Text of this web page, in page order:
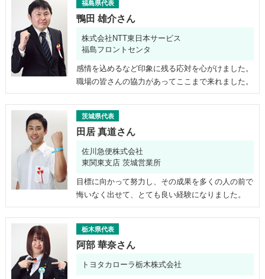
福島県代表
鴨田 雄介さん
株式会社NTT東日本サービス
福島フロントセンタ
感情を込めるなど印象に残る応対を心がけました。
職場の皆さんの協力があってここまで来れました。
茨城県代表
田居 真道さん
佐川急便株式会社
東関東支店 茨城営業所
目標に向かって努力し、その成果を多くの人の前で
悔いなく出せて、とても良い経験になりました。
栃木県代表
阿部 華奈さん
トヨタカローラ栃木株式会社